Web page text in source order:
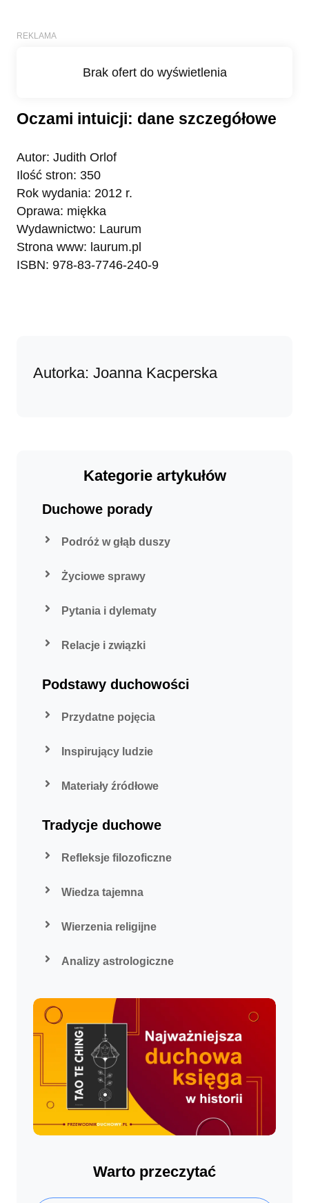
Oczami intuicji: dane szczegółowe
Autor: Judith Orlof
Ilość stron: 350
Rok wydania: 2012 r.
Oprawa: miękka
Wydawnictwo: Laurum
Strona www: laurum.pl
ISBN: 978-83-7746-240-9
Autorka: Joanna Kacperska
Kategorie artykułów
Duchowe porady
Podróż w głąb duszy
Życiowe sprawy
Pytania i dylematy
Relacje i związki
Podstawy duchowości
Przydatne pojęcia
Inspirujący ludzie
Materiały źródłowe
Tradycje duchowe
Refleksje filozoficzne
Wiedza tajemna
Wierzenia religijne
Analizy astrologiczne
Warto przeczytać